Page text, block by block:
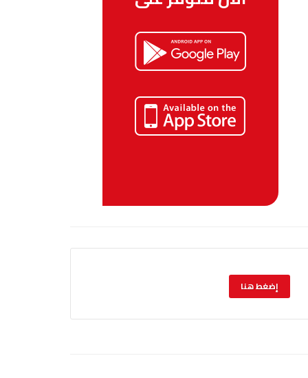
إضغط هنا